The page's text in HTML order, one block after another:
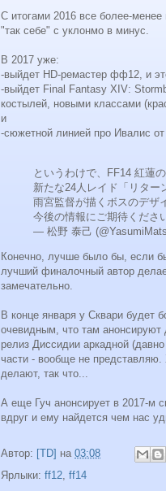
С итогами 2016 все более-
"так себе" с уклонмо в минус.
В 2017 уже:
-выйдет HD-ремастер фф12, и
-выйдет Final Fantasy XIV:
костылей, новыми классами
и
-сюжетной линией про Ивалис
というわけで、FF14 紅蓮
新たな24人レイド「リター
雨宮監督が描くボスのデザ
今後の情報にご期待くださ
— 松野 泰己
Конечно, лучше было бы, если
лучший финалочный автор
замечательно.
В конце января у Сквари будет
очевидным, что там анонсируют
релиз Диссидии аркадной
части - вообще не представляю.
делают, так что...
А еще Гуч анонсирует в 2017-м
вдруг и ему найдется чем нас
Автор: [TD] на 03:08
Ярлыки: ff12, ff14